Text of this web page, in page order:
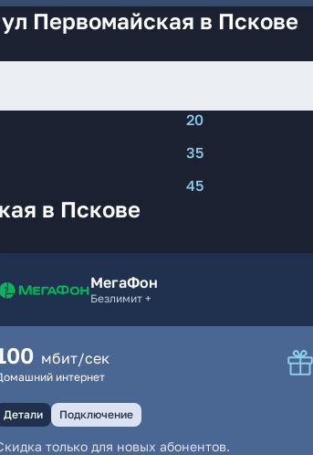
Первомайская в Пскове
20
35
45
в Пскове
МегаФон
Безлимит +
мбит/сек
интернет
Детали Подключение
только для новых абонентов.